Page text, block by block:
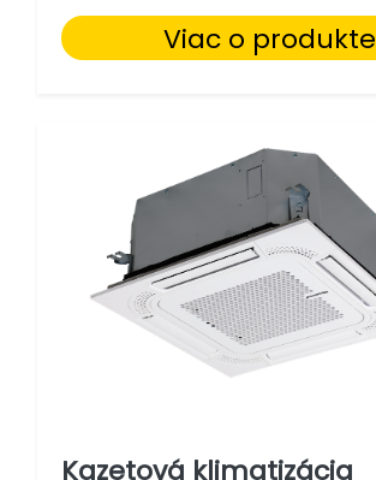
Viac o produkte
Kazetová klimatizácia